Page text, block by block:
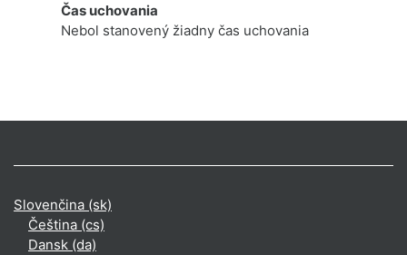
Čas uchovania
Nebol stanovený žiadny čas uchovania
Slovenčina ‎(sk)‎
Čeština ‎(cs)‎
Dansk ‎(da)‎